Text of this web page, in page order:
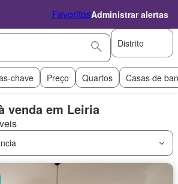
FavoritosAdministrar alertas
Distrito
chave Preço Quartos Casas de
venda em Leiria